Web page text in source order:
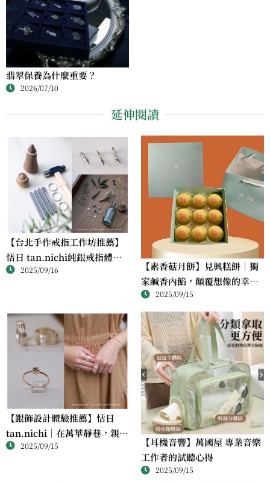
翡翠保養為什麼重要？
2026/07/10
延伸閱讀
【台北手作戒指工作坊推薦】
恬日 tan.nichi純銀戒指體驗
｜情侶・朋友一起完成的金工
2025/09/16
【素香菇月餅】見興糕餅｜獨
家鹹香內餡，顛覆想像的幸福
滋味2025/09/15
【銀飾設計體驗推薦】恬日
tan.nichi｜在萬華靜巷，親手
完成屬於自己的銀戒
2025/09/15
【耳機音響】萬國屋 專業音樂
工作者的試聽心得
2025/09/15